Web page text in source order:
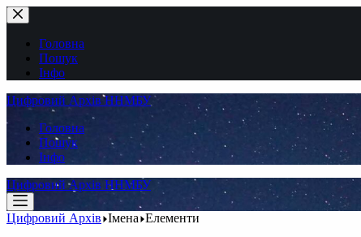
Перейти
до
вмістуГоловна
Пошук
Інфо
Цифровий Архів ННМБУ
Головна
Пошук
Інфо
Цифровий Архів ННМБУ
Цифровий Архів Імена Елементи